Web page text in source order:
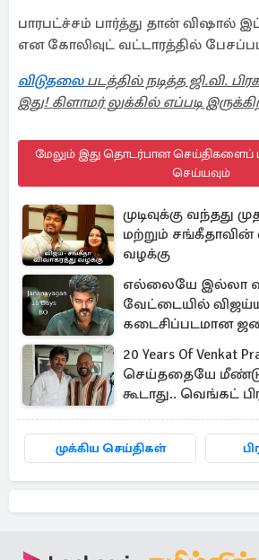
பாரபட்ச்சம் பார்த்து தான் விஷால்
என கோலிவுட் வட்டாரத்தில்
விடுதலை படத்தில் நடித்த ஜி.வி.
இது! கிளாமர் லுக்கில் எப்படி
மேலும் இது தொடர்பான செய்திகளைப்
செய்யவும்
முடிவுக்கு வந்தது
மற்றும் சங்கீதாவின்
வழக்கு
எல்லையே இல்லா
வேட்டையில்
கடைசிப்படமான
நாள் பாக்ஸ் ஆபிஸ்
20 Years Of Venkat
செய்ததையே
கூடாது.. வெங்கட்
முக்கிய செய்திகள்